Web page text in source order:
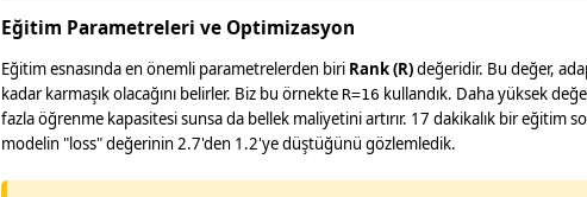
Eğitim Parametreleri ve Optimizasyon
Eğitim esnasında en önemli parametrelerden biri Rank (R)değeridir. Bu değer,
kadar karmaşık olacağını belirler. Biz bu örnekte R=16 kullandık. Daha yüksek
fazla öğrenme kapasitesi sunsa da bellek maliyetini artırır. 17 dakikalık bir eğitim
modelin "loss" değerinin 2.7'den 1.2'ye düştüğünü gözlemledik.